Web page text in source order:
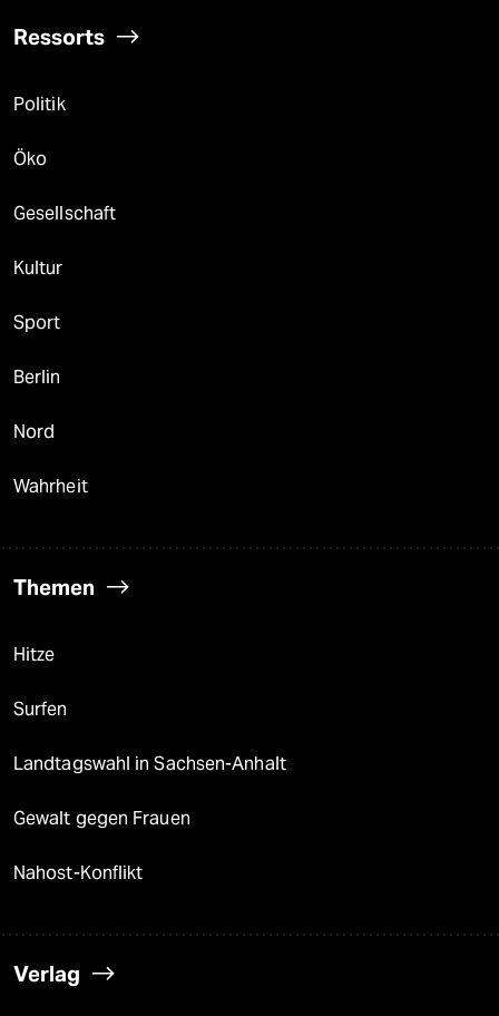
Ressorts
Politik
Öko
Gesellschaft
Kultur
Sport
Berlin
Nord
Wahrheit
Themen
Hitze
Surfen
Landtagswahl in Sachsen-Anhalt
Gewalt gegen Frauen
Nahost-Konflikt
Verlag